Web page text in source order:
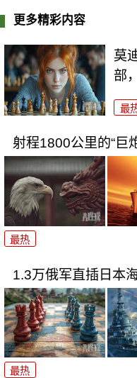
更多精彩内容
莫
部
最
射程1800公里的“巨
最热
1.3万俄军直插日本
最热